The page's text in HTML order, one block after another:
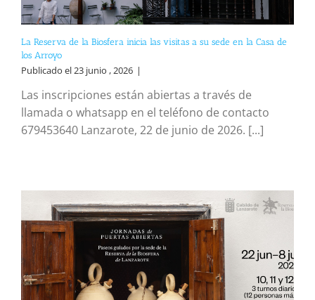
La Reserva de la Biosfera inicia las visitas a su sede en la Casa de
los Arroyo
Publicado el 23 junio , 2026 |
Las inscripciones están abiertas a través de
llamada o whatsapp en el teléfono de contacto
679453640 Lanzarote, 22 de junio de 2026. [...]